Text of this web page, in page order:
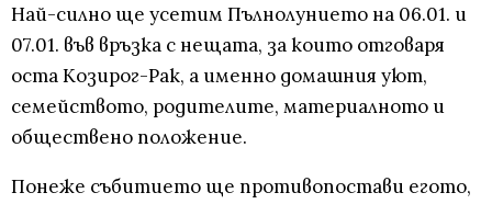
Най-силно ще усетим Пълнолунието на 06.01. и
07.01. във връзка с нещата, за които отговаря
оста Козирог-Рак, а именно домашния уют,
семейството, родителите, материалното и
обществено положение.
Понеже събитието ще противопостави егото,